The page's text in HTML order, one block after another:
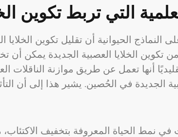
التي تربط تكوين
الحيوانية أن تقليل تكوين الخلايا
تكوين الخلايا العصبية الجديدة يمكن
الجديدة في الحُصين. يشير هذا إلى أن
نمط الحياة المعروفة بتخفيف الاكتئاب،